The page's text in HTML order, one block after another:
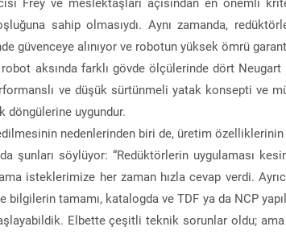
sahip olmasıydı. Aynı zamanda,
güvenceye alınıyor ve robotun yüksek ömrü
aksında farklı gövde ölçülerinde dört
ve düşük sürtünmeli yatak konsepti ve
döngülerine uygundur.
nedenlerinden biri de, üretim
şunları söylüyor: “Redüktörlerin uygulaması
isteklerimize her zaman hızla cevap verdi.
bilgilerin tamamı, katalogda ve TDF ya da NCP
Elbette çeşitli teknik sorunlar oldu; ama